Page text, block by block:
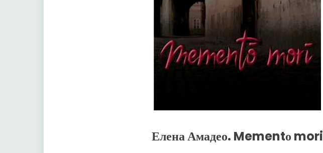
Елена Амадео. Mementо mori